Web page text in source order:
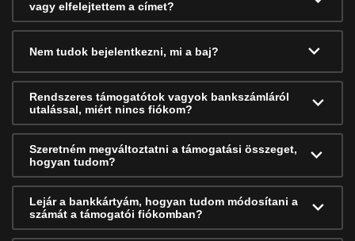
vagy elfelejtettem a címet?
Nem tudok bejelentkezni, mi a baj?
Rendszeres támogatótok vagyok bankszámláról
utalással, miért nincs fiókom?
Szeretném megváltoztatni a támogatási összeget,
hogyan tudom?
Lejár a bankkártyám, hogyan tudom módosítani a
számát a támogatói fiókomban?